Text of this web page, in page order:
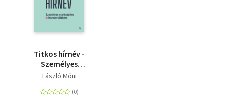
Titkos hírnév -
Személyes
márkaépítés
László Móni